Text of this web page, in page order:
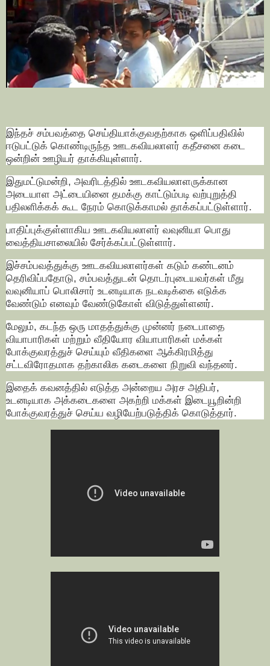
இந்தச் சம்பவத்தை செய்தியாக்குவதற்காக ஒளிப்பதிவில்
ஈடுபட்டுக் கொண்டிருந்த ஊடகவியலாளர் கதீசனை கடை
ஒன்றின் ஊழியர் தாக்கியுள்ளார்.
இதுமட்டுமன்றி, அவரிடத்தில் ஊடகவியலாளருக்கான
அடையாள அட்டையினை தமக்கு காட்டும்படி வற்புறுத்தி
பதிலளிக்கக் கூட நேரம் கொடுக்காமல் தாக்கப்பட்டுள்ளார்.
பாதிப்புக்குள்ளாகிய ஊடகவியலாளர் வவுனியா பொது
வைத்தியசாலையில் சேர்க்கப்பட்டுள்ளார்.
இச்சம்பவத்துக்கு ஊடகவியலாளர்கள் கடும் கண்டனம்
தெரிவிப்பதோடு, சம்பவத்துடன் தொடர்புடையவர்கள் மீது
வவுனியாப் பொலிசார் உடனடியாக நடவடிக்கை எடுக்க
வேண்டும் எனவும் வேண்டுகோள் விடுத்துள்ளனர்.
மேலும், கடந்த ஒரு மாதத்துக்கு முன்னர் நடைபாதை
வியாபாரிகள் மற்றும் வீதியோர வியாபாரிகள் மக்கள்
போக்குவரத்துச் செய்யும் வீதிகளை ஆக்கிரமித்து
சட்டவிரோதமாக தற்காலிக கடைகளை நிறுவி வந்தனர்.
இதைக் கவனத்தில் எடுத்த அன்றைய அரச அதிபர்,
உடனடியாக அக்கடைகளை அகற்றி மக்கள் இடையூறின்றி
போக்குவரத்துச் செய்ய வழியேற்படுத்திக் கொடுத்தார்.